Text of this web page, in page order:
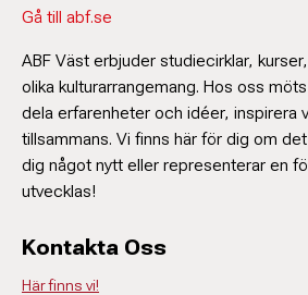
Gå till abf.se
ABF Väst erbjuder studiecirklar,
olika kulturarrangemang. Hos oss
dela erfarenheter och idéer, inspirera
tillsammans. Vi finns här för dig om
dig något nytt eller representerar en
utvecklas!
Kontakta Oss
Här finns vi!